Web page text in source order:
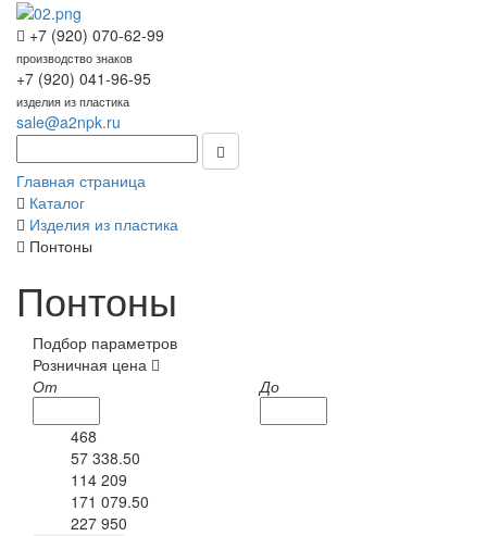
+7 (920) 070-62-99
производство знаков
+7 (920) 041-96-95
изделия из пластика
sale@a2npk.ru
Главная страница
Каталог
Изделия из пластика
Понтоны
Понтоны
Подбор параметров
Розничная цена
От
До
468
57 338.50
114 209
171 079.50
227 950